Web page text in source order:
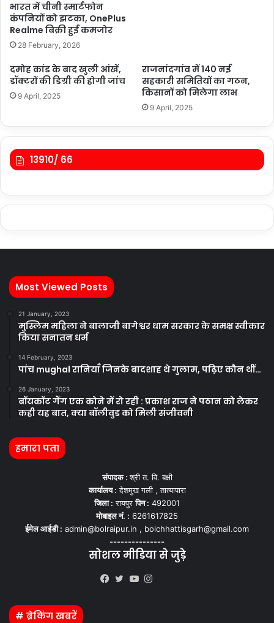
भारत में चीनी स्मार्टफोन
कंपनियों को झटका, OnePlus
Realme बिक्री हुई कमजोर
28 February, 2026
दमोह कांड के बाद खुली आंखें,
डॉक्टरों की डिग्री की होगी जांच
9 April, 2025
राजनांदगांव में 140 नई
सहकारी समितियों का गठन,
किसानों को मिलेगा लाभ
9 April, 2025
13910/ 66
Most Viewed Posts
21 January, 2023
मुस्लिम महिला ने बालाजी बागेश्वर धाम सरकार के समक्ष स्वीकार
किया सनातन धर्म
14 February, 2023
पांच mughal रानियाँ जिनके बादशाह थे गुलाम, पढ़िए कौन थीं…
26 January, 2023
बॉयकॉट गैंग एक कोने में रो रही : प्रकाश राज ने पठान को लेकर
कही यह बात, क्या बॉलीवुड को मिली संजीवनी
हमारा पता
संपादक :श्री त. वि. बक्षी
कार्यालय : देशमुख गली , तात्यापारा
जिला : रायपुरपिन : 492001
मोबाइल नं. : 6261617825
ईमेल आईडी : admin@bolraipur.in , bolchhattisgarh@gmail.com
---------------
सोशल मीडिया से जुड़े
# ब्रेकिंग खबरें